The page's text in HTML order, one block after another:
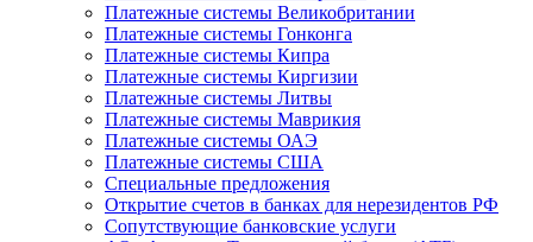
Платежные системы Великобритании
Платежные системы Гонконга
Платежные системы Кипра
Платежные системы Киргизии
Платежные системы Литвы
Платежные системы Маврикия
Платежные системы ОАЭ
Платежные системы США
Специальные предложения
Открытие счетов в банках для нерезидентов РФ
Сопутствующие банковские услуги